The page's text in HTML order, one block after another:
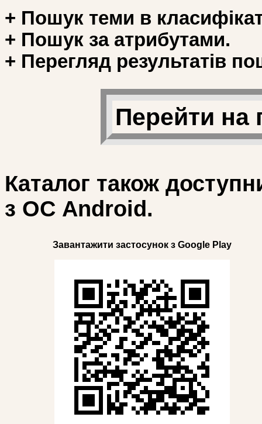
+ Пошук теми в
+ Пошук за атрибутами.
+ Перегляд результатів
Перейти на
Каталог також
з ОС Android.
Завантажити застосунок з Google Play